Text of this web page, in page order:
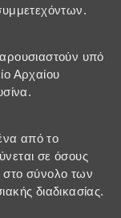
υπό
Αρχαίου
από το
σε όσους
σύνολο των
διαδικασίας.